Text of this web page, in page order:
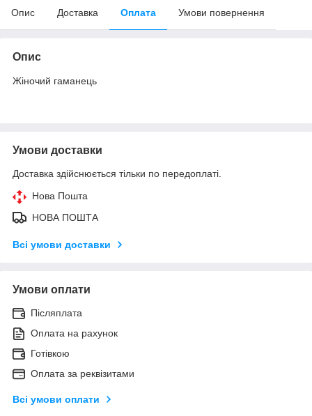
Опис Доставка Оплата Умови повернення
Опис
Жіночий гаманець
Умови доставки
Доставка здійснюється тільки по передоплаті.
Нова Пошта
НОВА ПОШТА
Всі умови доставки
Умови оплати
Післяплата
Оплата на рахунок
Готівкою
Оплата за реквізитами
Всі умови оплати